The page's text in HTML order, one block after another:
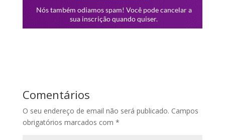
Comentários
O seu endereço de email não será publicado. Campos
obrigatórios marcados com *